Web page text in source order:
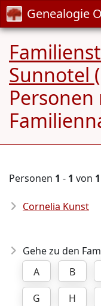
Genealogie
Sunnotel
Personen 1 - 1 von 1
Cornelia Kunst
Gehe zu den
A
B
G
H